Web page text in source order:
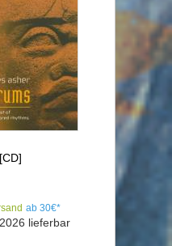
ab 30€*
lieferbar